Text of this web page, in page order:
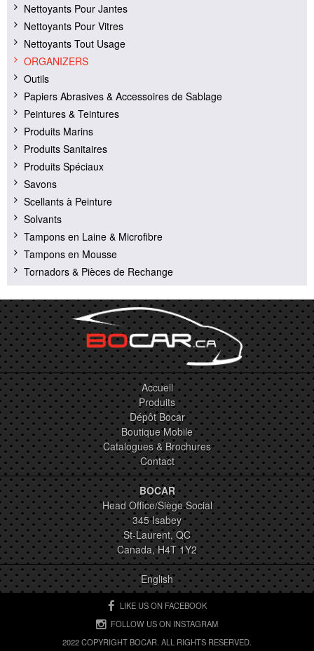
Nettoyants Pour Jantes
Nettoyants Pour Vitres
Nettoyants Tout Usage
ORGANIZERS
Outils
Papiers Abrasives & Accessoires de Sablage
Peintures & Teintures
Produits Marins
Produits Sanitaires
Produits Spéciaux
Savons
Scellants à Peinture
Solvants
Tampons en Laine & Microfibre
Tampons en Mousse
Tornadors & Pièces de Rechange
Accueil
Produits
Dépôt Bocar
Boutique Mobile
Catalogues & Brochures
Contact
BOCAR
Head Office/Siège Social
345 Isabey
St-Laurent, QC
Canada, H4T 1Y2
English
LIKE US ON FACEBOOK
FOLLOW US ON INSTAGRAM
2022 COPYRIGHT BOCAR. ALL RIGHTS RESERVED.